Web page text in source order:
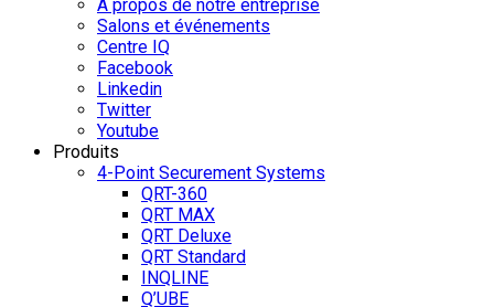
À propos de notre entreprise
Salons et événements
Centre IQ
Facebook
Linkedin
Twitter
Youtube
Produits
4-Point Securement Systems
QRT-360
QRT MAX
QRT Deluxe
QRT Standard
INQLINE
Q’UBE